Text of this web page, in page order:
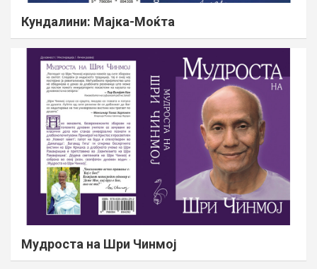
Кундалини: Мајка-Моќта
Мудроста на Шри Чинмој